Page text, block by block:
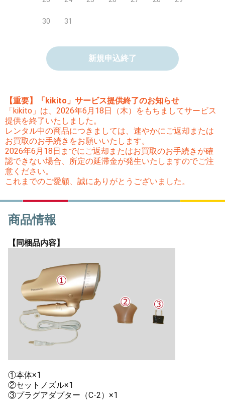
30 31
新規申込終了
【重要】「kikito」サービス提供終了のお知らせ
「kikito」は、2026年6月18日（木）をもちましてサービス
提供を終了いたしました。
レンタル中の商品につきましては、速やかにご返却または
お買取のお手続きをお願いいたします。
2026年6月18日までにご返却またはお買取のお手続きが確
認できない場合、所定の延滞金が発生いたしますのでご注
意ください。
これまでのご愛顧、誠にありがとうございました。
商品情報
【同梱品内容】
①本体×1
②セットノズル×1
③プラグアダプター（C-2）×1